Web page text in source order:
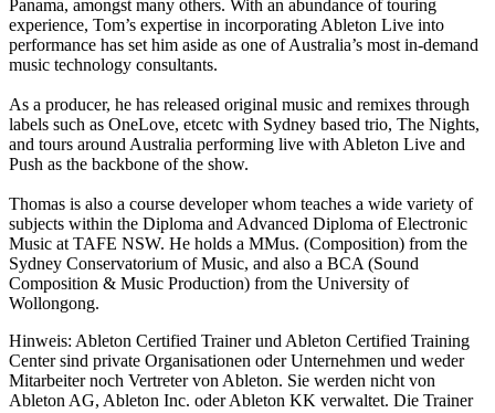
Panama, amongst many others. With an abundance of touring
experience, Tom’s expertise in incorporating Ableton Live into
performance has set him aside as one of Australia’s most in-demand
music technology consultants.
As a producer, he has released original music and remixes through
labels such as OneLove, etcetc with Sydney based trio, The Nights,
and tours around Australia performing live with Ableton Live and
Push as the backbone of the show.
Thomas is also a course developer whom teaches a wide variety of
subjects within the Diploma and Advanced Diploma of Electronic
Music at TAFE NSW. He holds a MMus. (Composition) from the
Sydney Conservatorium of Music, and also a BCA (Sound
Composition & Music Production) from the University of
Wollongong.
Hinweis: Ableton Certified Trainer und Ableton Certified Training
Center sind private Organisationen oder Unternehmen und weder
Mitarbeiter noch Vertreter von Ableton. Sie werden nicht von
Ableton AG, Ableton Inc. oder Ableton KK verwaltet. Die Trainer